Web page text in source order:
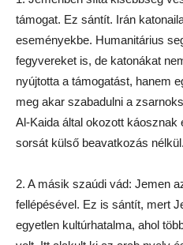
támogat. Ez sántít. Irán
eseményekbe. Humanitárius
fegyvereket is, de katonákat
nyújtotta a támogatást, hanem
meg akar szabadulni a
Al-Kaida által okozott káosznak
sorsát külső beavatkozás nélkül.
2. A másik szaúdi vád: Jemen
fellépésével. Ez is sántít, mert
egyetlen kultúrhatalma, ahol